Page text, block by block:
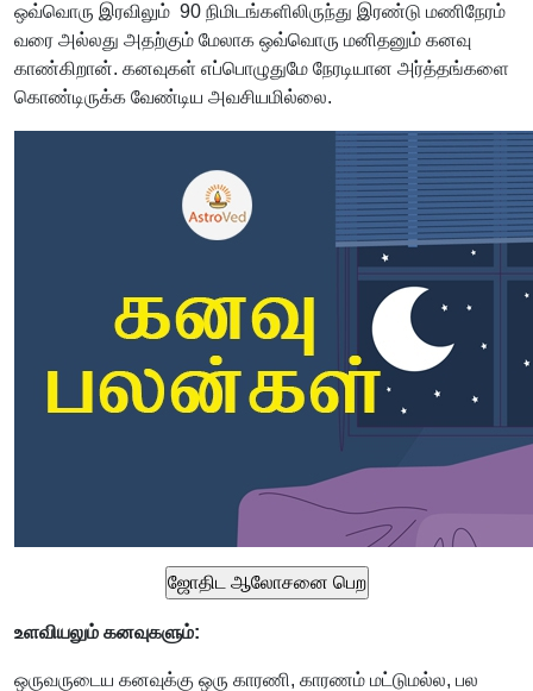
ஒவ்வொரு இரவிலும் 90 நிமிடங்களிலிருந்து இரண்டு மணிநேரம்
வரை அல்லது அதற்கும் மேலாக ஒவ்வொரு மனிதனும் கனவு
காண்கிறான். கனவுகள் எப்பொழுதுமே நேரடியான அர்த்தங்களை
கொண்டிருக்க வேண்டிய அவசியமில்லை.
உளவியலும் கனவுகளும்:
ஒருவருடைய கனவுக்கு ஒரு காரணி, காரணம் மட்டுமல்ல, பல